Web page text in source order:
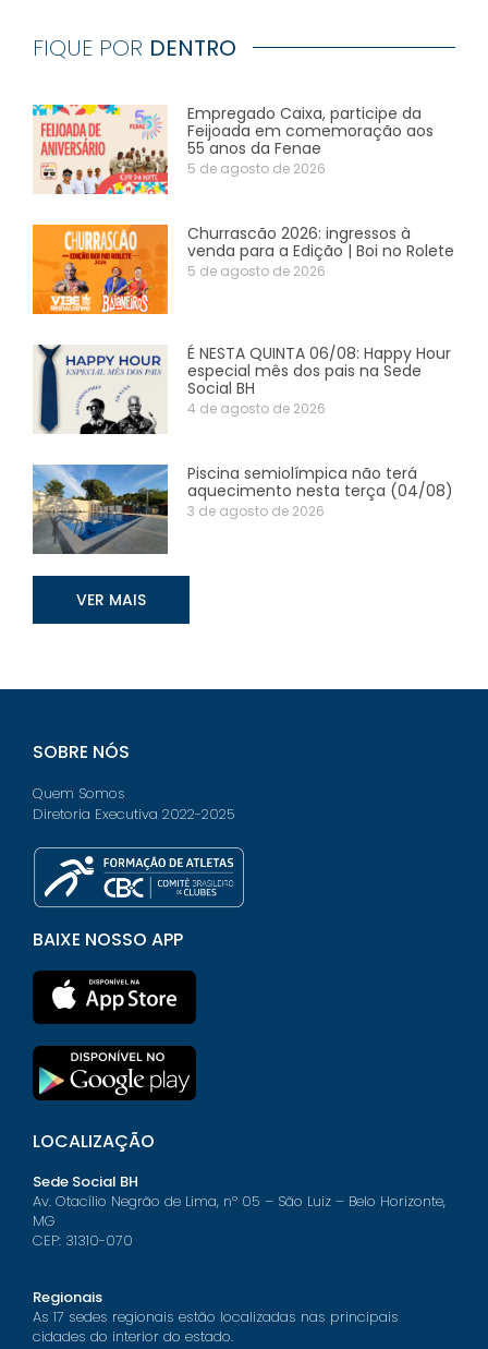
FIQUE POR DENTRO
Empregado Caixa, participe da
Feijoada em comemoração aos
55 anos da Fenae
5 de agosto de 2026
Churrascão 2026: ingressos à
venda para a Edição | Boi no Rolete
5 de agosto de 2026
É NESTA QUINTA 06/08: Happy Hour
especial mês dos pais na Sede
Social BH
4 de agosto de 2026
Piscina semiolímpica não terá
aquecimento nesta terça (04/08)
3 de agosto de 2026
VER MAIS
SOBRE NÓS
Quem Somos
Diretoria Executiva 2022-2025
BAIXE NOSSO APP
LOCALIZAÇÃO
Sede Social BH
Av. Otacílio Negrão de Lima, nº 05 – São Luiz – Belo Horizonte,
MG
CEP: 31310-070
Regionais
As 17 sedes regionais estão localizadas nas principais
cidades do interior do estado.